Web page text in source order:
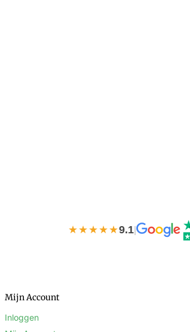
★★★★★9.1|
Mijn Account
Inloggen